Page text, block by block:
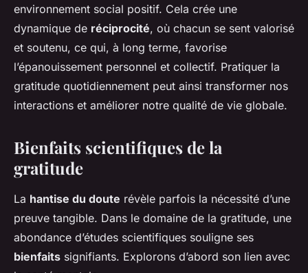
environnement social positif. Cela crée une
dynamique de réciprocité, où chacun se sent valorisé
et soutenu, ce qui, à long terme, favorise
l’épanouissement personnel et collectif. Pratiquer la
gratitude quotidiennement peut ainsi transformer nos
interactions et améliorer notre qualité de vie globale.
Bienfaits scientifiques de la
gratitude
La hantise du doute révèle parfois la nécessité d’une
preuve tangible. Dans le domaine de la gratitude, une
abondance d’études scientifiques souligne ses
bienfaits signifiants. Explorons d’abord son lien avec